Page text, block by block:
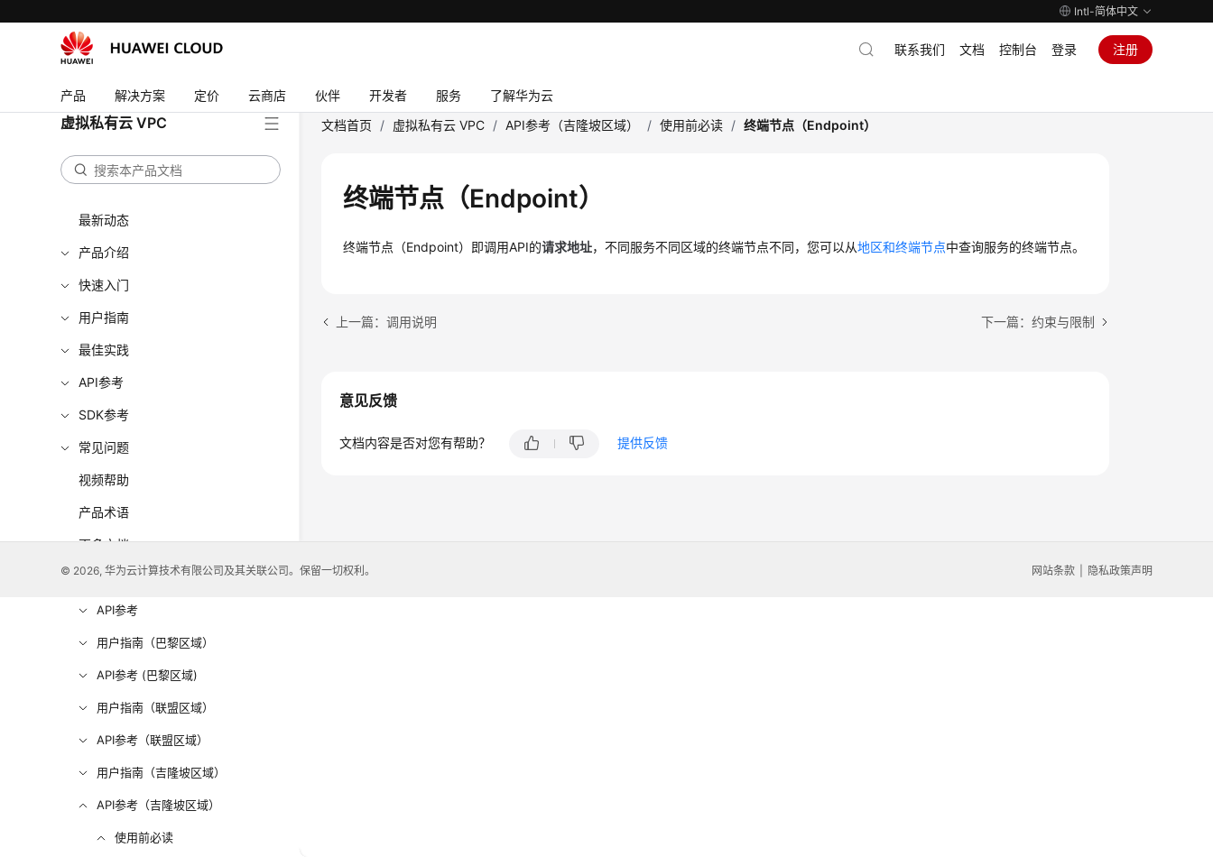
Intl-简体中文
产品 解决方案 定价 云商店 伙伴 开发者 服务 了解华为云
联系我们 文档 控制台 登录 注册
虚拟私有云 VPC
最新动态
产品介绍
快速入门
用户指南
最佳实践
API参考
SDK参考
常见问题
视频帮助
产品术语
更多文档
用户指南（阿布扎比区域）
API参考
用户指南（巴黎区域）
API参考 (巴黎区域)
用户指南（联盟区域）
API参考（联盟区域）
用户指南（吉隆坡区域）
API参考（吉隆坡区域）
使用前必读
文档首页 / 虚拟私有云 VPC / API参考（吉隆坡区域） / 使用前必读 / 终端节点（Endpoint）
终端节点（Endpoint）
终端节点（Endpoint）即调用API的请求地址，不同服务不同区域的终端节点不同，您可以从地区和终端节点中查询服务的终端节点。
上一篇：调用说明 下一篇：约束与限制
意见反馈
文档内容是否对您有帮助？ 提供反馈
© 2026, 华为云计算技术有限公司及其关联公司。保留一切权利。 网站条款 隐私政策声明